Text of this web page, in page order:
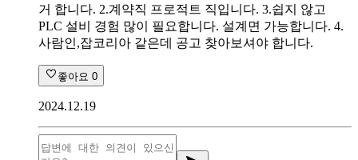
거 합니다. 2.계약직 프로적트 직입니다. 3.쉽지 않고
PLC 설비 경험 많이 필요합니다. 설계면 가능합니다. 4.
사람인,잡코리아 같은데 공고 찾아보셔야 합니다.
좋아요 0
2024.12.19